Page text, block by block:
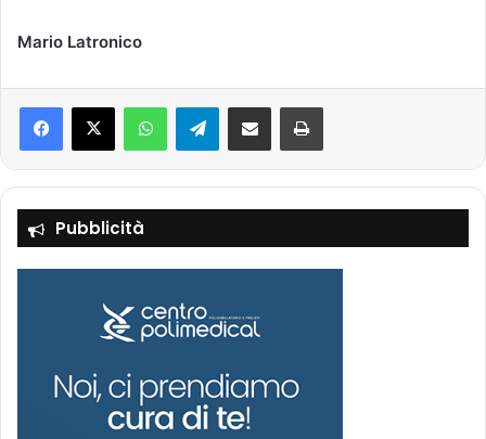
Mario Latronico
Telegram
Pubblicità